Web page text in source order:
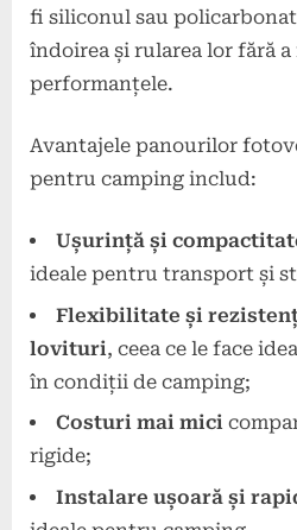
fi siliconul sau
îndoirea și rularea lor fără
performanțele.
Avantajele panourilor
pentru camping includ:
Ușurință și
ideale pentru transport și
Flexibilitate și
lovituri, ceea ce le face
în condiții de camping;
Costuri mai mici
rigide;
Instalare ușoară și